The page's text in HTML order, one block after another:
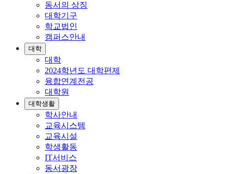
동서의 상징
대학기구
학교법인
캠퍼스안내
대학
대학
2024학년도 대학편제
융합연계전공
대학원
대학생활
학사안내
교육시스템
교육시설
학생활동
IT서비스
동서광장